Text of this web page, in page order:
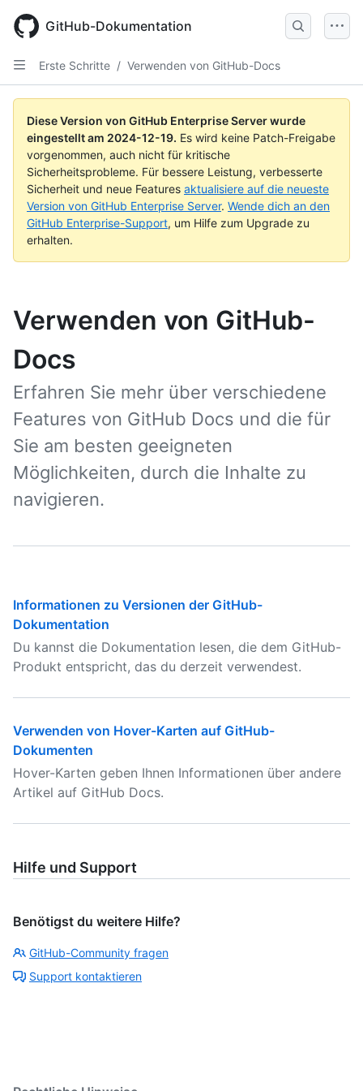
main
content
GitHub-Dokumentation
Erste Schritte / Verwenden von GitHub-Docs
Diese Version von GitHub Enterprise Server wurde
eingestellt am 2024-12-19. Es wird keine Patch-Freigabe
vorgenommen, auch nicht für kritische
Sicherheitsprobleme. Für bessere Leistung, verbesserte
Sicherheit und neue Features aktualisiere auf die neueste
Version von GitHub Enterprise Server. Wende dich an den
GitHub Enterprise-Support, um Hilfe zum Upgrade zu
erhalten.
Verwenden von GitHub-
Docs
Erfahren Sie mehr über verschiedene
Features von GitHub Docs und die für
Sie am besten geeigneten
Möglichkeiten, durch die Inhalte zu
navigieren.
Informationen zu Versionen der GitHub-
Dokumentation
Du kannst die Dokumentation lesen, die dem GitHub-
Produkt entspricht, das du derzeit verwendest.
Verwenden von Hover-Karten auf GitHub-
Dokumenten
Hover-Karten geben Ihnen Informationen über andere
Artikel auf GitHub Docs.
Hilfe und Support
Benötigst du weitere Hilfe?
GitHub-Community fragen
Support kontaktieren